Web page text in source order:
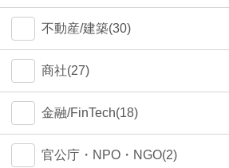
不動産/建築(30)
商社(27)
金融/FinTech(18)
官公庁・NPO・NGO(2)